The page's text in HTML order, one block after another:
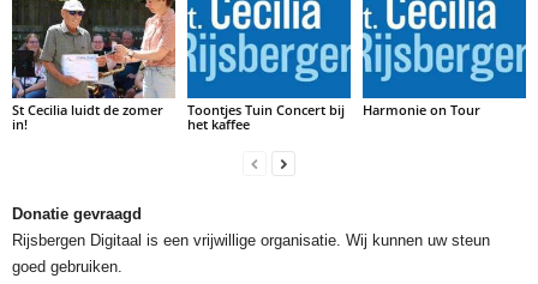
St Cecilia luidt de zomer
in!
Toontjes Tuin Concert bij
het kaffee
Harmonie on Tour
Donatie gevraagd
Rijsbergen Digitaal is een vrijwillige organisatie. Wij kunnen uw steun
goed gebruiken.